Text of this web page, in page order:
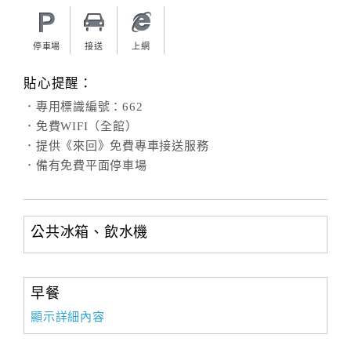
品
宣
傳
停車場 接送 上網
貼心提醒：
．專用標識編號：662
．免費WIFI（全館）
．提供《來回》免費專車接送服務
．備有免費平面停車場
公共冰箱、飲水機
早餐
顯示詳細內容